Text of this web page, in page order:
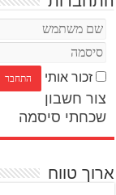
זכור אותי
צור חשבון
שכחתי סיסמה
ארוך טווח